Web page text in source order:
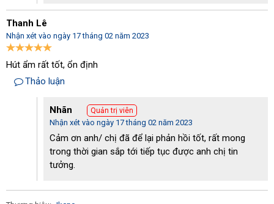
Thanh Lê
Nhận xét vào ngày 17 tháng 02 năm 2023
Hút ẩm rất tốt, ổn định
Thảo luận
Nhãn Quản trị viên
Nhận xét vào ngày 17 tháng 02 năm 2023
Cảm ơn anh/ chị đã để lại phản hồi tốt, rất mong
trong thời gian sắp tới tiếp tục được anh chị tin
tưởng.